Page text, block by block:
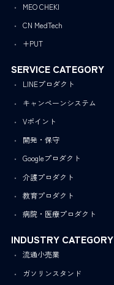
MEO CHEKI
CN MedTech
+PUT
SERVICE CATEGORY
LINEプロダクト
キャンペーンシステム
Vポイント
開発・保守
Googleプロダクト
介護プロダクト
教育プロダクト
病院・医療プロダクト
INDUSTRY CATEGORY
流通小売業
ガソリンスタンド